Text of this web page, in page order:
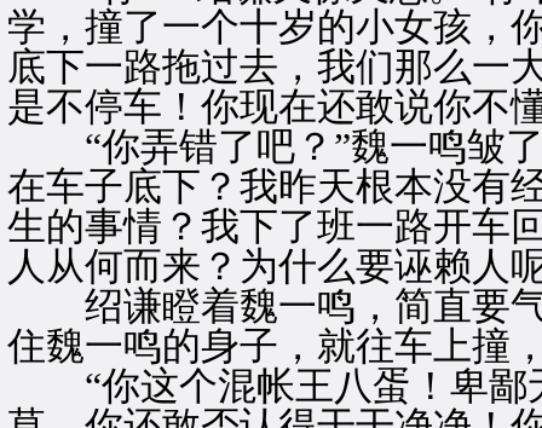
学，撞了一个十岁的小女孩，
底下一路拖过去，我们那么
是不停车！你现在还敢说你不
“你弄错了吧？”魏一鸣皱了
在车子底下？我昨天根本没有
生的事情？我下了班一路开车
人从何而来？为什么要诬赖人
绍谦瞪着魏一鸣，简直要气
住魏一鸣的身子，就往车上撞
“你这个混帐王八蛋！卑鄙